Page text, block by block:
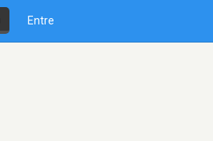
Entre